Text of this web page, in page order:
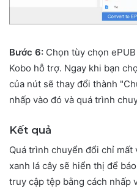
Bước 6: Chọn tùy chọn
Kobo hỗ trợ. Ngay khi bạn
của nút sẽ thay đổi thành
nhấp vào đó và quá trình
Kết quả
Quá trình chuyển đổi chỉ mất
xanh lá cây sẽ hiển thị để
truy cập tệp bằng cách nhấp